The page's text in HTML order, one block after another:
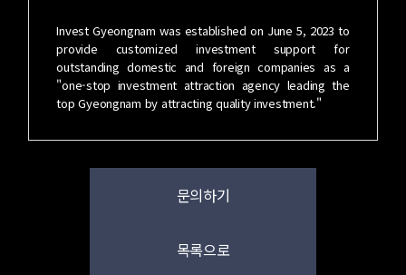
Invest Gyeongnam was established on June 5, 2023 to
provide customized investment support for
outstanding domestic and foreign companies as a
"one-stop investment attraction agency leading the
top Gyeongnam by attracting quality investment."
문의하기
목록으로